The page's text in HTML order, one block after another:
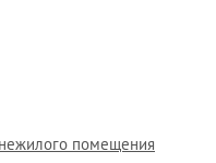
помещения